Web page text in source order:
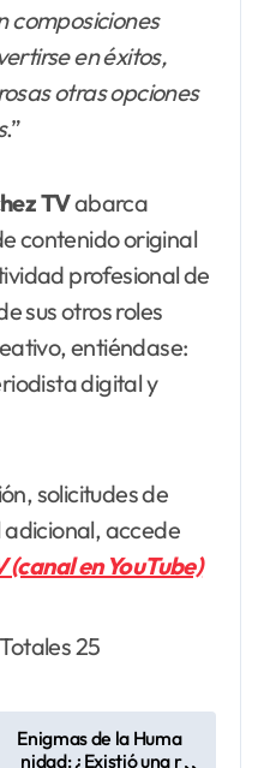
composiciones
en éxitos,
otras opciones
.”
TVabarca
contenido original
profesional de
sus otros roles
entiéndase:
digital y
solicitudes de
accede
en YouTube)
25
Enigmas de la Huma
nidad: ¿Existió una r